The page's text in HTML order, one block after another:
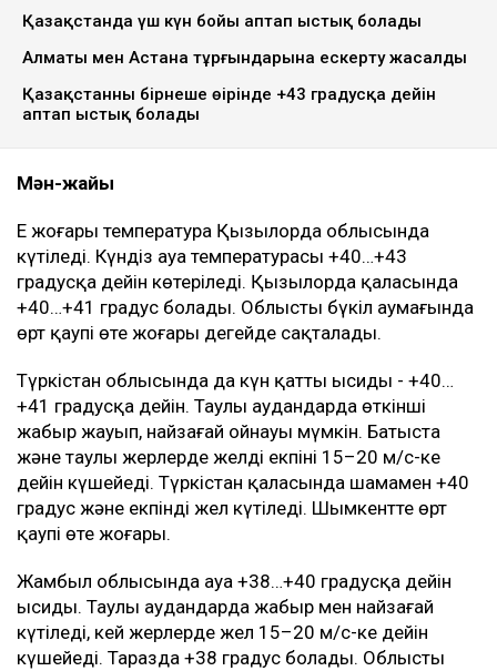
Қазақстанда үш күн бойы аптап ыстық болады
Алматы мен Астана тұрғындарына ескерту жасалды
Қазақстанның бірнеше өңірінде +43 градусқа дейін
аптап ыстық болады
Мән-жайы
Ең жоғары температура Қызылорда облысында
күтіледі. Күндіз ауа температурасы +40…+43
градусқа дейін көтеріледі. Қызылорда қаласында
+40…+41 градус болады. Облыстың бүкіл аумағында
өрт қаупі өте жоғары деңгейде сақталады.
Түркістан облысында да күн қатты ысиды - +40…
+41 градусқа дейін. Таулы аудандарда өткінші
жаңбыр жауып, найзағай ойнауы мүмкін. Батыста
және таулы жерлерде желдің екпіні 15–20 м/с-ке
дейін күшейеді. Түркістан қаласында шамамен +40
градус және екпінді жел күтіледі. Шымкентте өрт
қаупі өте жоғары.
Жамбыл облысында ауа +38…+40 градусқа дейін
ысиды. Таулы аудандарда жаңбыр мен найзағай
күтіледі, кей жерлерде жел 15–20 м/с-ке дейін
күшейеді. Таразда +38 градус болады. Облыстың